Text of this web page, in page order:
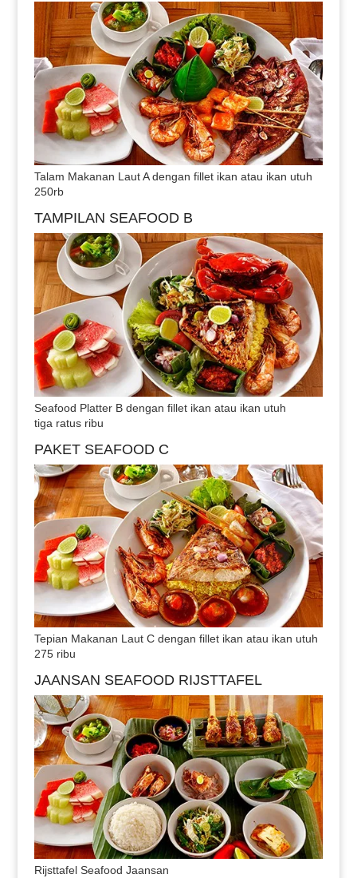
Talam Makanan Laut A dengan fillet ikan atau ikan utuh
250rb
TAMPILAN SEAFOOD B
Seafood Platter B dengan fillet ikan atau ikan utuh
tiga ratus ribu
PAKET SEAFOOD C
Tepian Makanan Laut C dengan fillet ikan atau ikan utuh
275 ribu
JAANSAN SEAFOOD RIJSTTAFEL
Rijsttafel Seafood Jaansan